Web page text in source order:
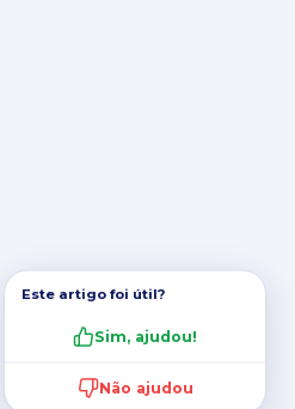
Este artigo foi útil?
Sim, ajudou!
Não ajudou